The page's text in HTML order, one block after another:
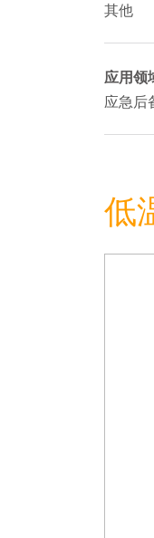
其他
应用领
应急后
低